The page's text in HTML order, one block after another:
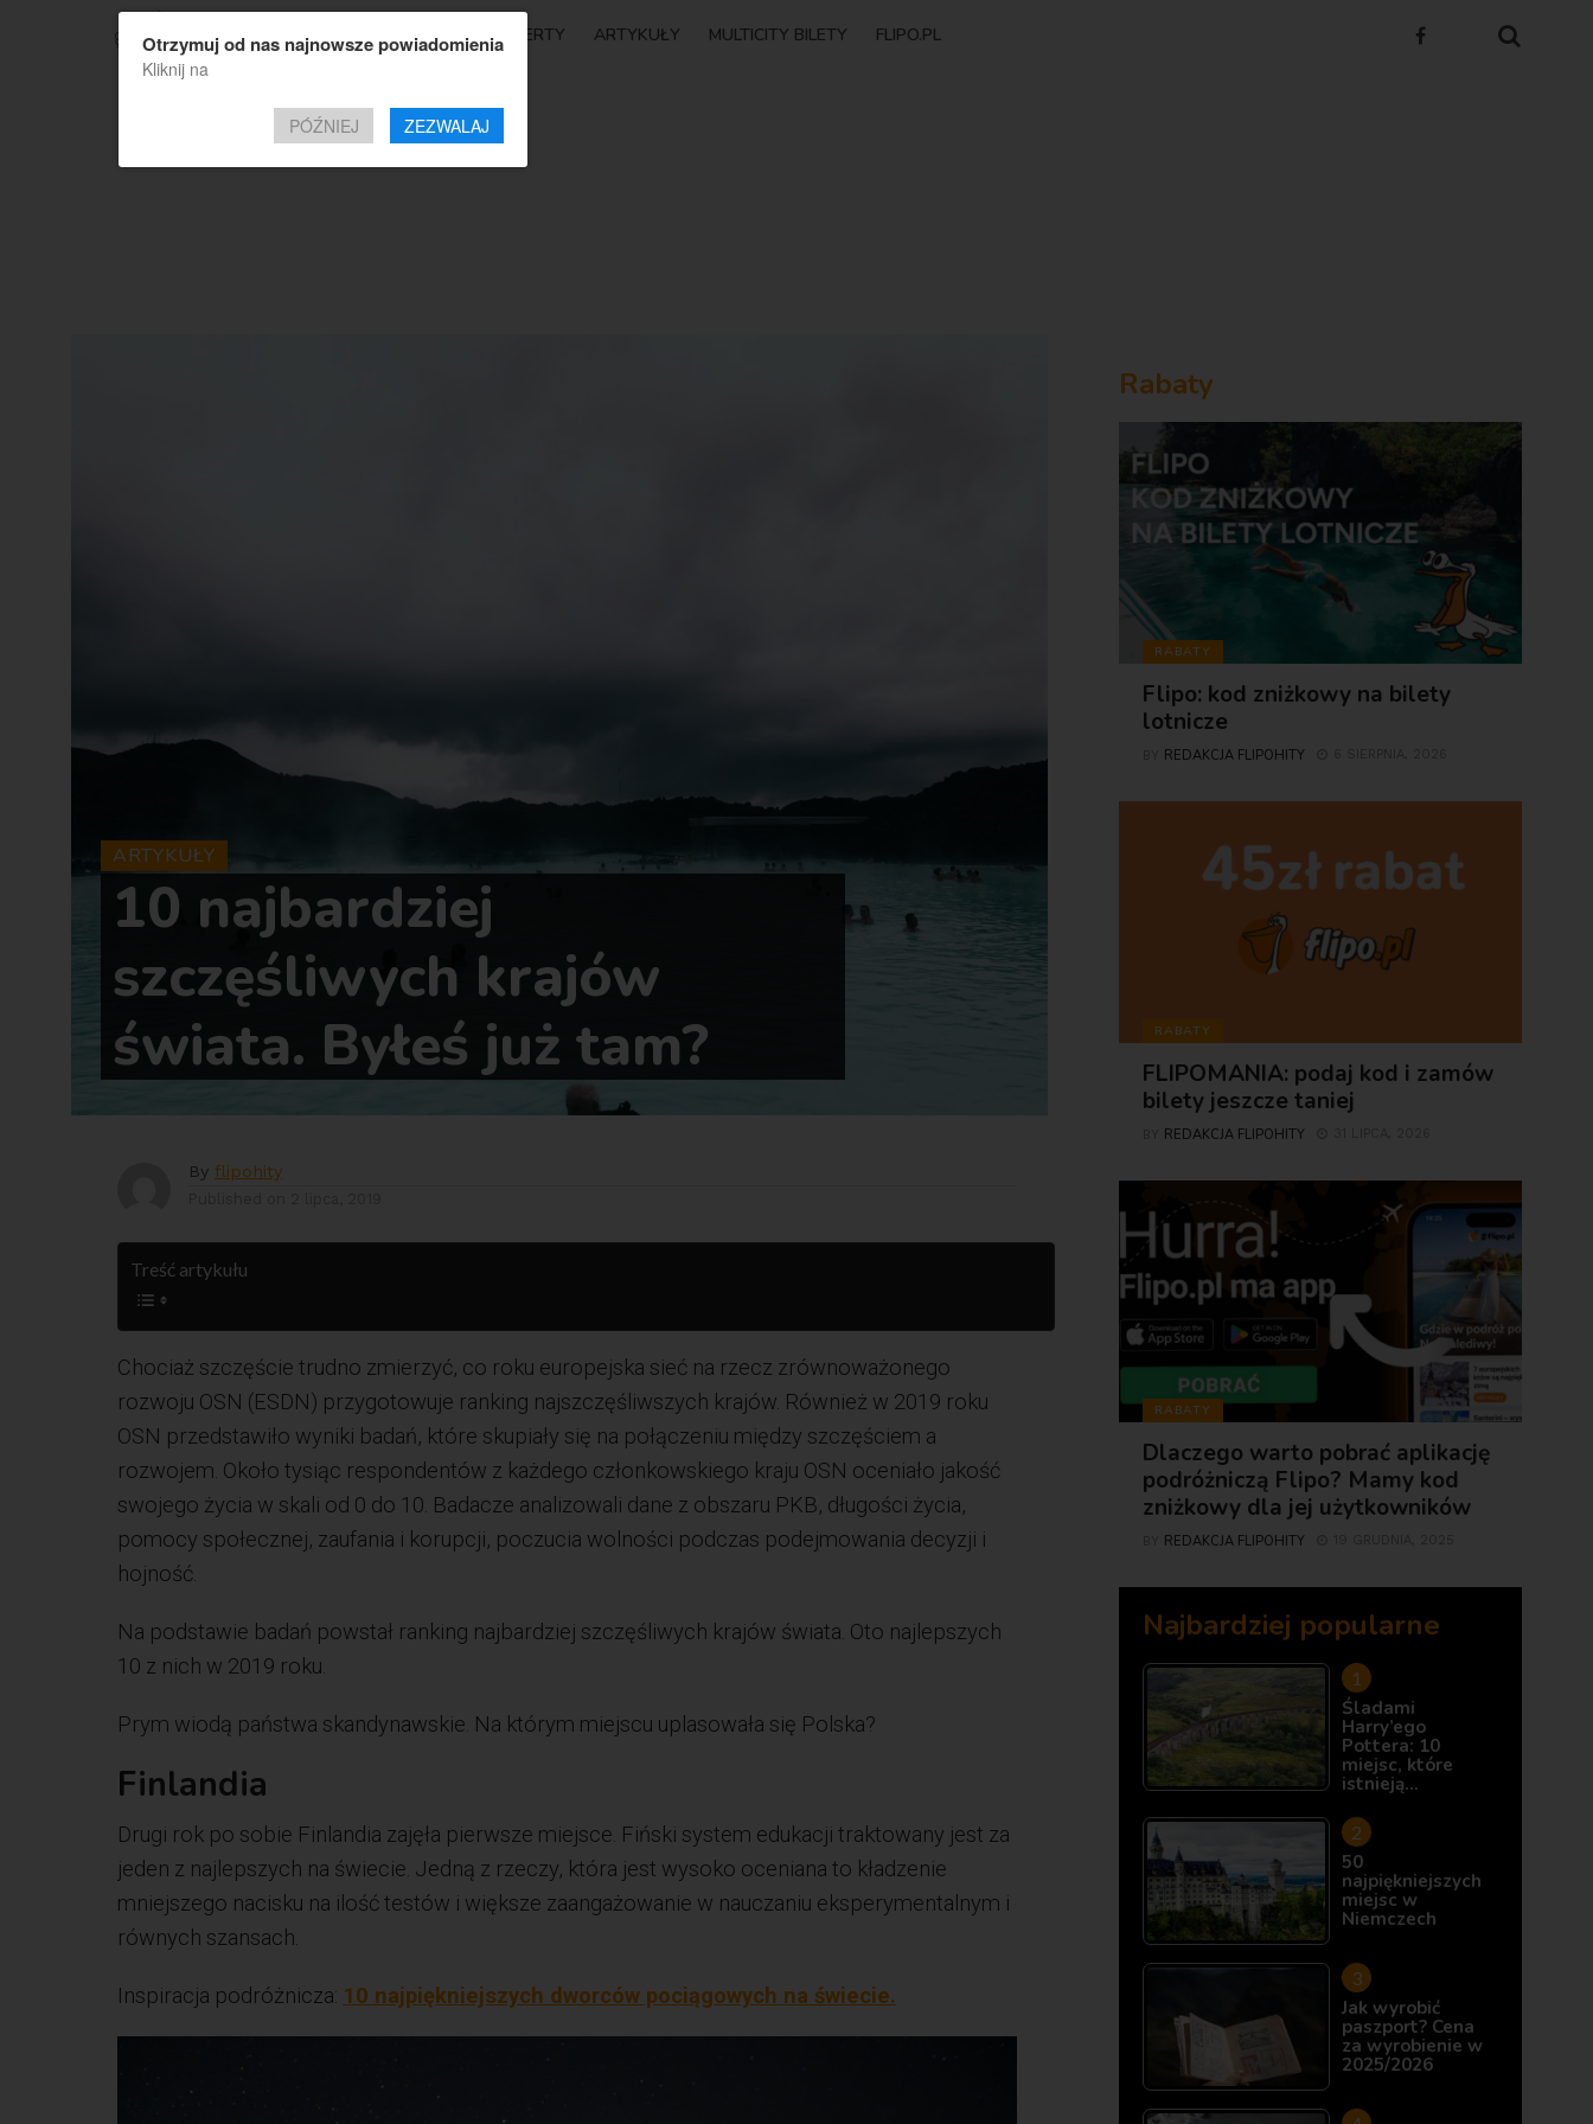
TOP OFERTY ARTYKUŁY MULTICITY BILETY FLIPO.PL
ARTYKUŁY
10 najbardziej
szczęśliwych krajów
świata. Byłeś już tam?
By flipohity
Treść artykułu
Chociaż szczęście trudno zmierzyć, co roku europejska sieć na rzecz zrównoważonego
rozwoju OSN (ESDN) przygotowuje ranking najszczęśliwszych krajów. Również w 2019 roku
OSN przedstawiło wyniki badań, które skupiały się na połączeniu między szczęściem a
rozwojem. Około tysiąc respondentów z każdego członkowskiego kraju OSN oceniało jakość
swojego życia w skali od 0 do 10. Badacze analizowali dane z obszaru PKB, długości życia,
pomocy społecznej, zaufania i korupcji, poczucia wolności podczas podejmowania decyzji i
hojność.
Na podstawie badań powstał ranking najbardziej szczęśliwych krajów świata. Oto najlepszych
10 z nich w 2019 roku.
Prym wiodą państwa skandynawskie. Na którym miejscu uplasowała się Polska?
Finlandia
Drugi rok po sobie Finlandia zajęła pierwsze miejsce. Fiński system edukacji traktowany jest za
jeden z najlepszych na świecie. Jedną z rzeczy, która jest wysoko oceniana to kładzenie
mniejszego nacisku na ilość testów i większe zaangażowanie w nauczaniu eksperymentalnym i
równych szansach.
Inspiracja podróżnicza: 10 najpiękniejszych dworców pociągowych na świecie.
Rabaty
RABATY
Flipo: kod zniżkowy na bilety
lotnicze
REDAKCJA FLIPOHITY
RABATY
FLIPOMANIA: podaj kod i zamów
bilety jeszcze taniej
REDAKCJA FLIPOHITY
RABATY
Dlaczego warto pobrać aplikację
podróżniczą Flipo? Mamy kod
zniżkowy dla jej użytkowników
REDAKCJA FLIPOHITY
Najbardziej popularne
Śladami
Harry’ego
Pottera: 10
miejsc, które
istnieją…
50
najpiękniejszych
miejsc w
Niemczech
Jak wyrobić
paszport? Cena
za wyrobienie w
2025/2026
Otrzymuj od nas najnowsze powiadomienia
Kliknij na
PÓŹNIEJ ZEZWALAJ